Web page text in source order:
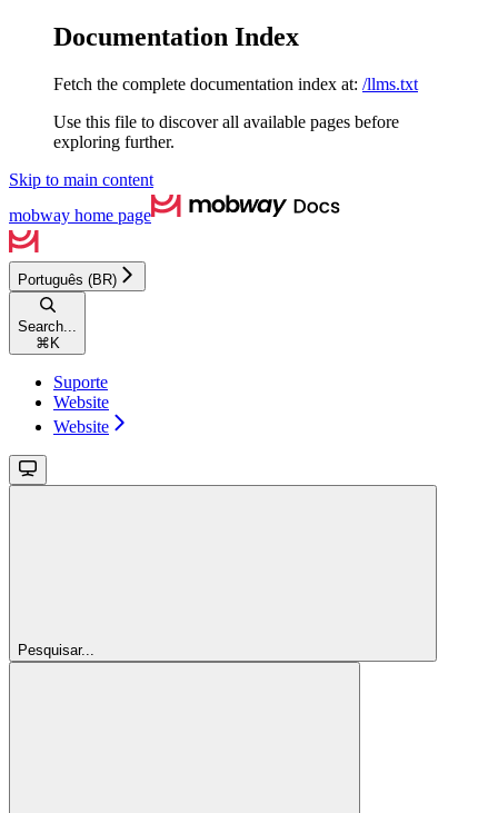
Documentation Index
Fetch the complete documentation index at: /llms.txt
Use this file to discover all available pages before
exploring further.
Skip to main content
mobway home page
Português (BR)
Search...
⌘ K
Suporte
Website
Website
Pesquisar...